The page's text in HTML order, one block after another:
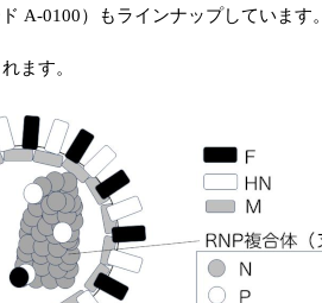
A-0100）もラインナップしています。
ます。